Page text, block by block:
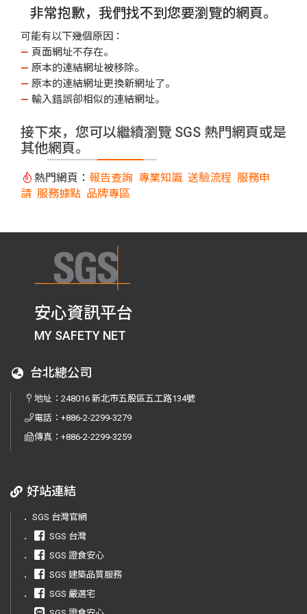
非常抱歉，我們找不到您要瀏覽的網頁。
可能有以下幾個原因：
— 頁面網址不存在。
— 原本的連結網址被移除。
— 原本的連結網址更換新網址了。
— 輸入錯誤卻相似的連結網址。
接下來，您可以繼續瀏覽 SGS 熱門網頁或是
其他網頁。
熱門網頁： 報告查詢 專業知識 送驗流程 服務申
請 服務據點 品牌專區
安心資訊平台
MY SAFETY NET
台北總公司
地址：248016 新北市五股區五工路134號
電話：+886-2-2299-3279
傳真：+886-2-2299-3259
好站連結
． SGS 台灣官網
．
SGS 台灣
．
SGS 證食安心
．
SGS 建築品質服務
．
SGS 嚴選宅